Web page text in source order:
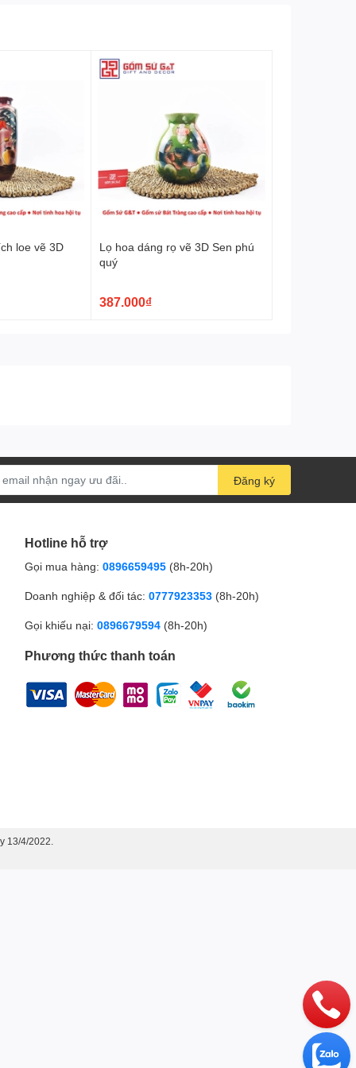
loe vẽ 3D
Lọ hoa dáng rọ vẽ 3D Sen phú
quý
387.000₫
Đăng ký
Hotline hỗ trợ
Gọi mua hàng: 0896659495 (8h-20h)
Doanh nghiệp & đối tác: 0777923353 (8h-20h)
Gọi khiếu nại: 0896679594 (8h-20h)
Phương thức thanh toán
13/4/2022.